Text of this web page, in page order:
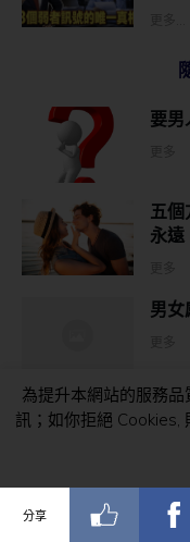
要男
五個
永遠
男
「感
「愛
為提升本網站的服務
訊；如你拒絕 Cookies,
分享